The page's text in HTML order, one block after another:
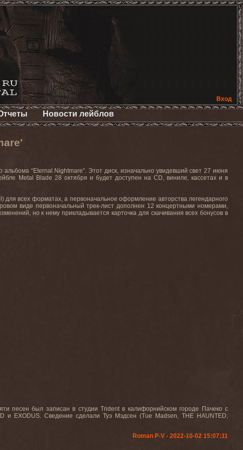
Вход
Новости лейблов
альбома “Eternal Nightmare”. Этот диск, изначально увидевший свет 27 июня
Metal Blade 28 октября и будет доступен на CD, виниле, кассетах и в
) для всех форматах, а первоначальное оформление авторства легендарного
виде первоначальный трек-лист дополнен 12 концертными номерами,
но к нему прикладывается карточка для скачивания всех бонусов в
песен был записан в студии Trident в калифорнийском городе Пачеко с
и EXODUS. Сведение сделали Туэ Мэдсен (Tue Madsen, THE HAUNTED,
Roman P-V - 2022-10-02 15:07:11